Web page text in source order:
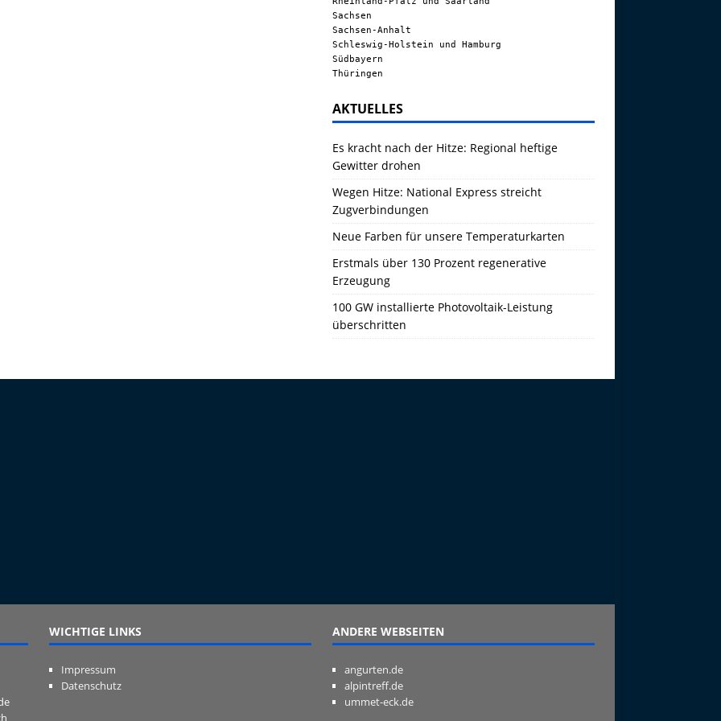
Sachsen
Sachsen-Anhalt
Schleswig-Holstein und Hamburg
Südbayern
Thüringen
AKTUELLES
Es kracht nach der Hitze: Regional heftige
Gewitter drohen
Wegen Hitze: National Express streicht
Zugverbindungen
Neue Farben für unsere Temperaturkarten
Erstmals über 130 Prozent regenerative
Erzeugung
100 GW installierte Photovoltaik-Leistung
überschritten
WICHTIGE LINKS
Impressum
Datenschutz
ANDERE WEBSEITEN
angurten.de
alpintreff.de
ummet-eck.de